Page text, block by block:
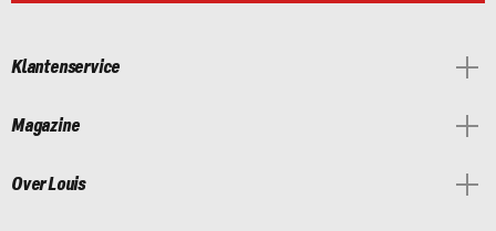
Klantenservice
Magazine
Over Louis